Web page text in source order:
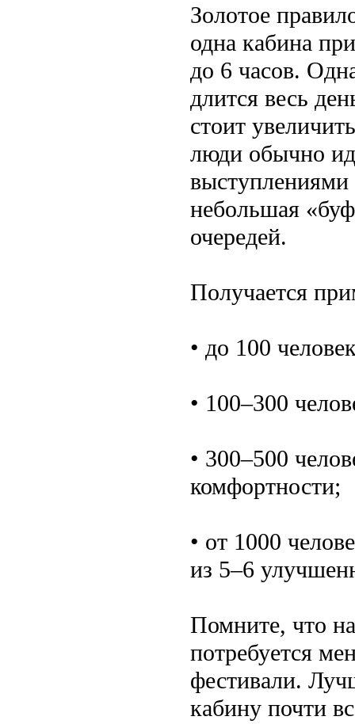
Золотое
одна кабина
до 6 часов.
длится весь
стоит
люди обычно
небольшая
очередей.
Получается
• до 100
• 100–300
• 300–500
комфортности;
• от 1000
из 5–6
Помните, что
потребуется
фестивали.
кабину почти